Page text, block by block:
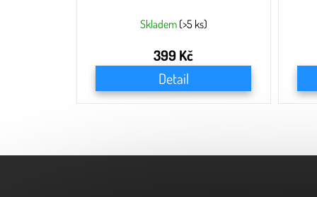
Skladem (>5 ks)
399 Kč
Detail